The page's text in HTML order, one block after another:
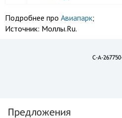
Подробнее про Авиапарк;
Источник: Моллы.Ru.
C-A-
Предложения